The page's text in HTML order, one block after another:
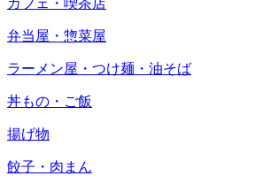
カフェ・喫茶店
弁当屋・惣菜屋
ラーメン屋・つけ麺・油そば
丼もの・ご飯
揚げ物
餃子・肉まん